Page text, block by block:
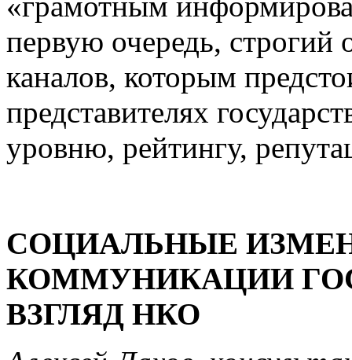
первую очередь, строгий
каналов, которым
представителях
уровню, рейтингу,
СОЦИАЛЬНЫЕ
КОММУНИКАЦИИ
ВЗГЛЯД НКО